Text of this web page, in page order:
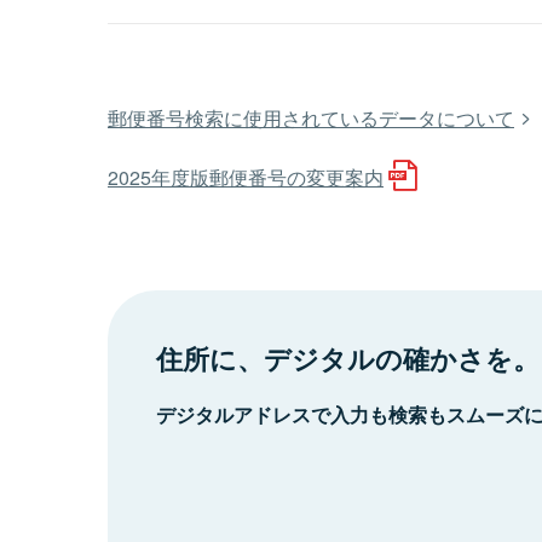
郵便番号検索に使用されているデータについて
2025年度版郵便番号の変更案内
住所に、デジタルの確かさを。
デジタルアドレスで入力も検索もスムーズ